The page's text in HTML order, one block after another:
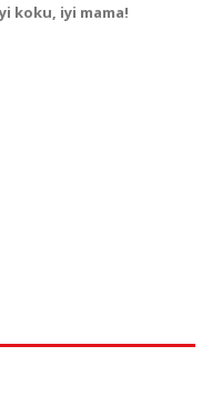
koku, iyi mama!